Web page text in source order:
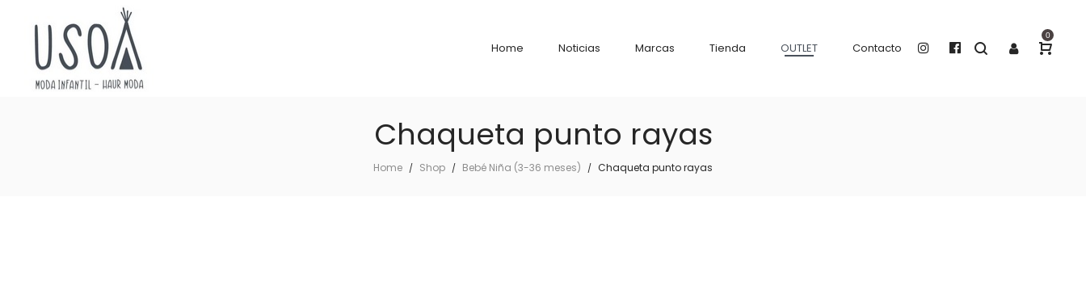
0
Home Noticias Marcas Tienda OUTLET Contacto
Chaqueta punto rayas
Home / Shop / Bebé Niña (3-36 meses) / Chaqueta punto rayas